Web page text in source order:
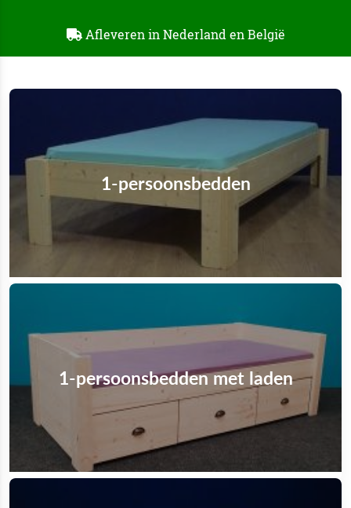
Afleveren in Nederland en België
1-persoonsbedden
1-persoonsbedden met laden